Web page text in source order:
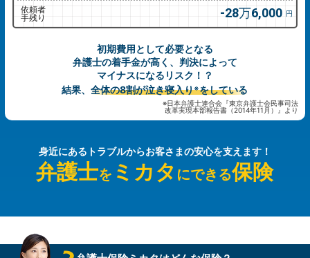
依頼者
手残り
28万6,000 円
初期費用として必要となる
弁護士の着手金が高く、判決によって
マイナスになるリスク！？
結果、全体の8割が泣き寝入り※をしている
※日本弁護士連合会『東京弁護士会民事司法
改革実現本部報告書（2014年11月）』より
身近にあるトラブルからお客さまの安心を支えます！
弁護士を ミカタ にできる保険